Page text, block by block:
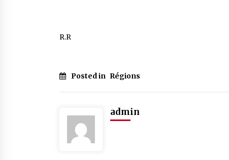
R.R
Posted in Régions
admin